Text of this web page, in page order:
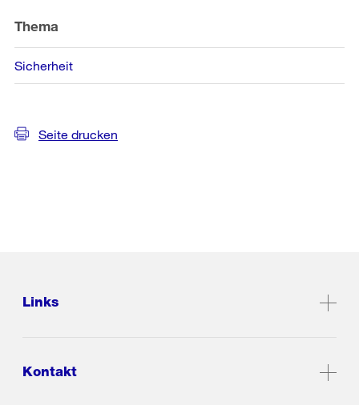
Thema
Sicherheit
Seite drucken
Links
Kontakt